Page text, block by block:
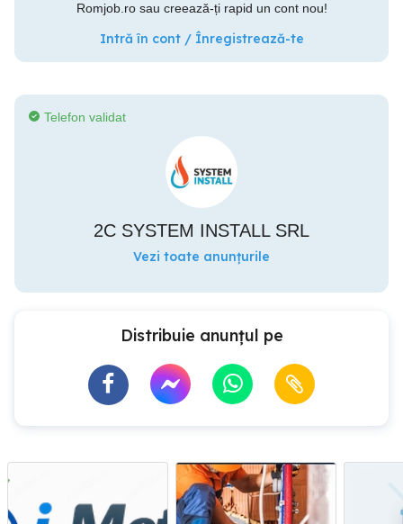
Romjob.ro sau creează-ți rapid un cont nou!
Intră în cont / Înregistrează-te
Telefon validat
2C SYSTEM INSTALL SRL
Vezi toate anunțurile
Distribuie anunțul pe